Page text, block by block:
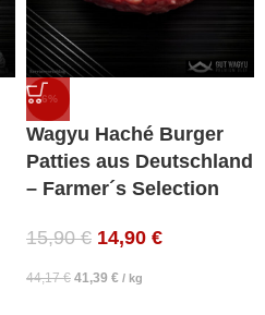
-6%
Wagyu Haché Burger
Patties aus Deutschland
– Farmer´s Selection
15,90€ 14,90 €
44,17€ 41,39 € / kg